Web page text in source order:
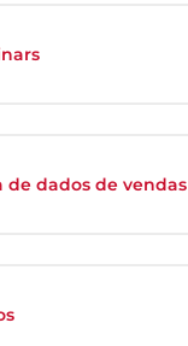
de dados de vendas